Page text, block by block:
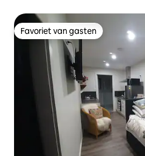
Favoriet van gasten
Favoriet van gasten